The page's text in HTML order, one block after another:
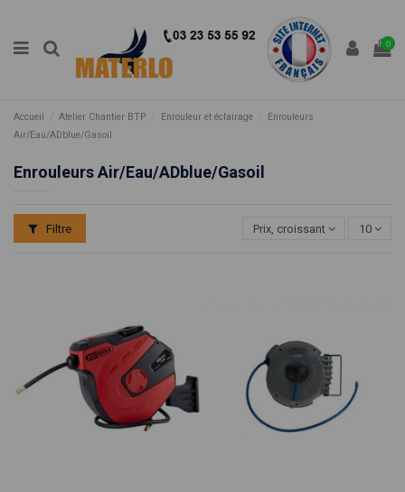
0
Accueil Atelier Chantier BTP Enrouleur et éclairage
Enrouleurs
Air/Eau/ADblue/Gasoil
Enrouleurs Air/Eau/ADblue/Gasoil
Filtre Prix, croissant 10